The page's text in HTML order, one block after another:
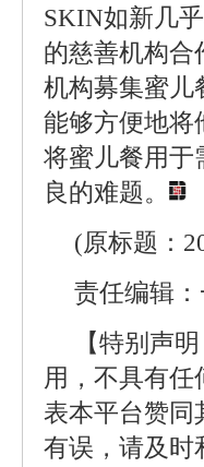
SKIN如新几
的慈善机构合
机构募集蜜儿
能够方便地将
将蜜儿餐用于
良的难题。
(原标题：
责任编辑
【特别声
用，不具有
表本平台赞同
有误，请及时